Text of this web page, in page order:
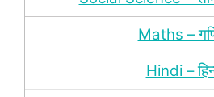
Maths –
Hindi –